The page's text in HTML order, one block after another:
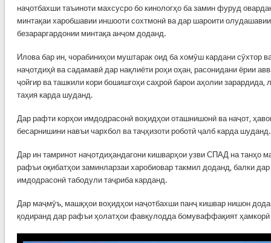
наҷотбахши таъиноти махсусро бо кинологҳо ба замин фуруд
минтақаи харобшавии иншооти сохтмонӣ ва дар шароити
безараргардонии минтақа анҷом доданд.
Илова бар ин, чорабиниҳои муштарак оид ба хомӯш кардани сӯхтор
наҷотдиҳӣ ва садамавӣ дар нақлиёти роҳи оҳан, расонидани ёрии
ҷойгир ва ташкили кори бошишгоҳи саҳроӣ барои аҳолии зарардида,
таҳия карда шуданд.
Дар рафти корҳои имдодрасонӣ воҳидҳои оташнишонӣ ва наҷот,
бесарнишини навъи чархбол ва таҷҳизоти роботӣ ҷалб карда шуданд.
Дар ин тамринот наҷотдиҳандагони кишварҳои узви СПАД на танҳо
рафъи оқибатҳои заминларзаи харобиовар такмил доданд, балки дар
имдодрасонӣ табодули таҷриба карданд.
Дар маҷмӯъ, машқҳои воҳидҳои наҷотбахши панҷ кишвар нишон
қодиранд дар рафъи ҳолатҳои фавқулодда бомуваффақият ҳамкорӣ